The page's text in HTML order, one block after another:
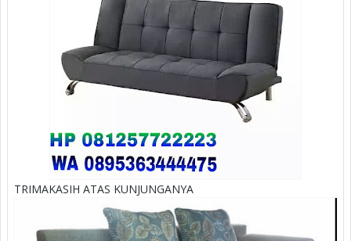
TRIMAKASIH ATAS KUNJUNGANYA